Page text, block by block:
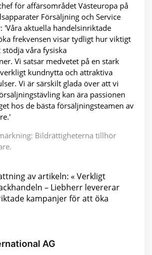
för affärsområdet Västeuropa på
Försäljning och Service
'Våra aktuella handelsinriktade
frekvensen visar tydligt hur viktigt
våra fysiska
Vi satsar medvetet på en stark
kundnytta och attraktiva
Vi är särskilt glada över att vi
kan ära passionen
hos de bästa försäljningsteamen av
Bildrättigheterna tillhör
av artikeln: « Verkligt
– Liebherr levererar
kampanjer för att öka
AG